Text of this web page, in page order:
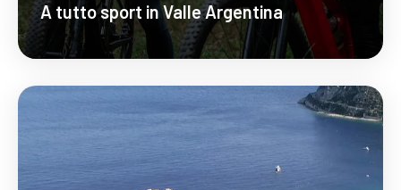
A tutto sport in Valle Argentina
Scopri Di Più